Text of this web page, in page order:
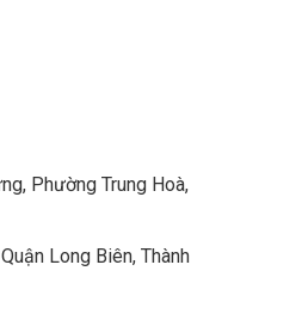
Phường Trung Hoà,
Long Biên, Thành